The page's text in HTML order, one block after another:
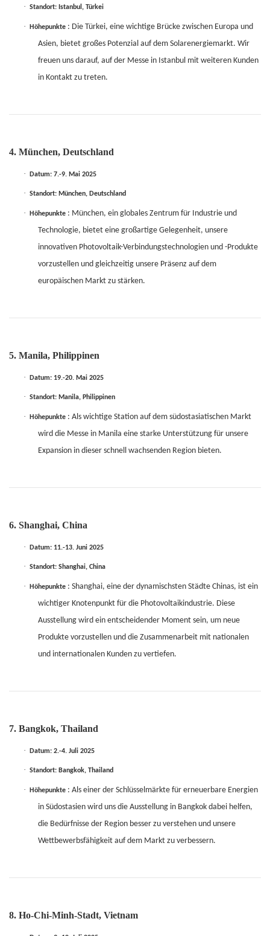
· Standort: Istanbul, Türkei
· Höhepunkte : Die Türkei, eine wichtige Brücke zwischen Europa und
Asien, bietet großes Potenzial auf dem Solarenergiemarkt. Wir
freuen uns darauf, auf der Messe in Istanbul mit weiteren Kunden
in Kontakt zu treten.
4. München, Deutschland
· Datum: 7.-9. Mai 2025
· Standort: München, Deutschland
· Höhepunkte : München, ein globales Zentrum für Industrie und
Technologie, bietet eine großartige Gelegenheit, unsere
innovativen Photovoltaik-Verbindungstechnologien und -Produkte
vorzustellen und gleichzeitig unsere Präsenz auf dem
europäischen Markt zu stärken.
5. Manila, Philippinen
· Datum: 19.-20. Mai 2025
· Standort: Manila, Philippinen
· Höhepunkte : Als wichtige Station auf dem südostasiatischen Markt
wird die Messe in Manila eine starke Unterstützung für unsere
Expansion in dieser schnell wachsenden Region bieten.
6. Shanghai, China
· Datum: 11.-13. Juni 2025
· Standort: Shanghai, China
· Höhepunkte : Shanghai, eine der dynamischsten Städte Chinas, ist ein
wichtiger Knotenpunkt für die Photovoltaikindustrie. Diese
Ausstellung wird ein entscheidender Moment sein, um neue
Produkte vorzustellen und die Zusammenarbeit mit nationalen
und internationalen Kunden zu vertiefen.
7. Bangkok, Thailand
· Datum: 2.-4. Juli 2025
· Standort: Bangkok, Thailand
· Höhepunkte : Als einer der Schlüsselmärkte für erneuerbare Energien
in Südostasien wird uns die Ausstellung in Bangkok dabei helfen,
die Bedürfnisse der Region besser zu verstehen und unsere
Wettbewerbsfähigkeit auf dem Markt zu verbessern.
8. Ho-Chi-Minh-Stadt, Vietnam